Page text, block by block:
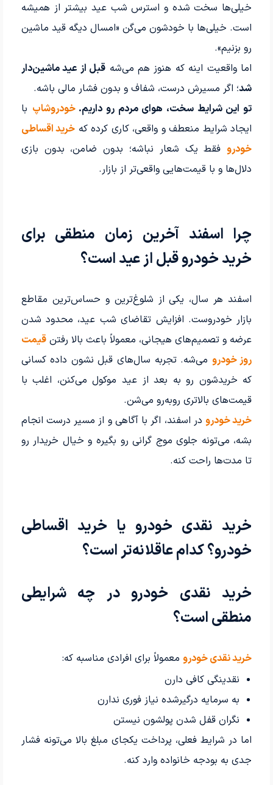
خیلی‌ها سخت شده و استرس شب عید بیشتر از همیشه
است. خیلی‌ها با خودشون می‌گن «امسال دیگه قید ماشین
رو بزنیم».
اما واقعیت اینه که هنوز هم می‌شه قبل از عید ماشین‌دار
شد؛ اگر مسیرش درست، شفاف و بدون فشار مالی باشه.
تو این شرایط سخت، هوای مردم رو داریم.خودروشاپ با
ایجاد شرایط منعطف و واقعی، کاری کرده که خرید اقساطی
خودروفقط یک شعار نباشه؛ بدون ضامن، بدون بازی
دلال‌ها و با قیمت‌هایی واقعی‌تر از بازار.
چرا اسفند آخرین زمان منطقی برای
خرید خودرو قبل از عید است؟
اسفند هر سال، یکی از شلوغ‌ترین و حساس‌ترین مقاطع
بازار خودروست. افزایش تقاضای شب عید، محدود شدن
عرضه و تصمیم‌های هیجانی، معمولاً باعث بالا رفتنقیمت
روز خودرو می‌شه. تجربه سال‌های قبل نشون داده کسانی
که خریدشون رو به بعد از عید موکول می‌کنن، اغلب با
قیمت‌های بالاتری روبه‌رو می‌شن.
خرید خودرو در اسفند، اگر با آگاهی و از مسیر درست انجام
بشه، می‌تونه جلوی موج گرانی رو بگیره و خیال خریدار رو
تا مدت‌ها راحت کنه.
خرید نقدی خودرو یا خرید اقساطی
خودرو؟ کدام عاقلانه‌تر است؟
خرید نقدی خودرو در چه شرایطی
منطقی است؟
خرید نقدی خودرومعمولاً برای افرادی مناسبه که:
نقدینگی کافی دارن
به سرمایه درگیرشده نیاز فوری ندارن
نگران قفل شدن پولشون نیستن
اما در شرایط فعلی، پرداخت یکجای مبلغ بالا می‌تونه فشار
جدی به بودجه خانواده وارد کنه.